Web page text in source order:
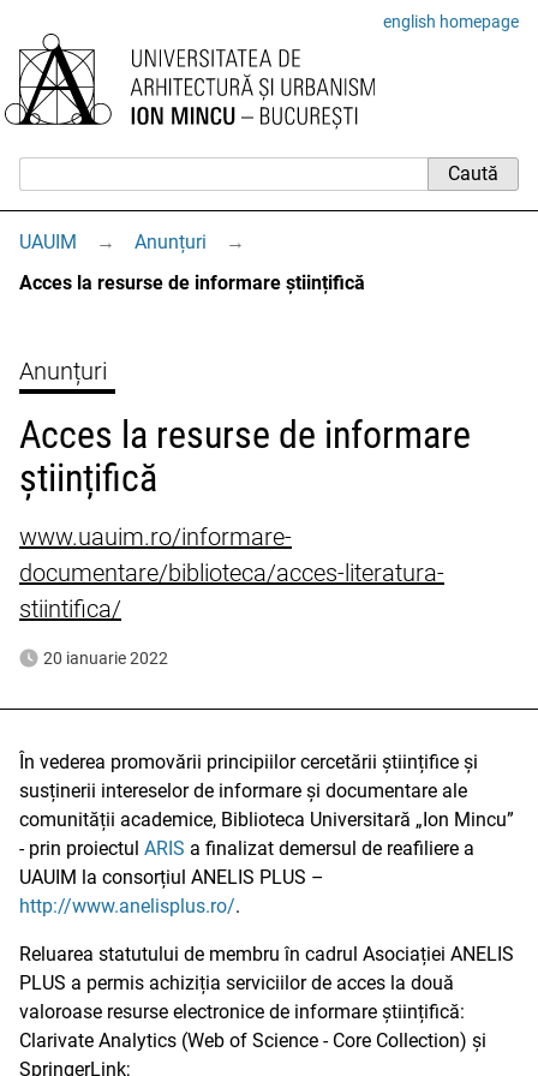
english homepage
UAUIM → Anunțuri
→
Acces la resurse de informare științifică
Anunțuri
Acces la resurse de informare
științifică
www.uauim.ro/informare-
documentare/biblioteca/acces-literatura-
stiintifica/
20 ianuarie 2022
În vederea promovării principiilor cercetării științifice și
susținerii intereselor de informare și documentare ale
comunității academice, Biblioteca Universitară „Ion Mincu”
- prin proiectul ARIS a finalizat demersul de reafiliere a
UAUIM la consorțiul ANELIS PLUS –
http://www.anelisplus.ro/.
Reluarea statutului de membru în cadrul Asociației ANELIS
PLUS a permis achiziția serviciilor de acces la două
valoroase resurse electronice de informare științifică:
Clarivate Analytics (Web of Science - Core Collection) și
SpringerLink;